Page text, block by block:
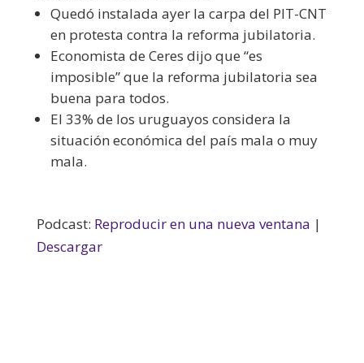
Quedó instalada ayer la carpa del PIT-CNT
en protesta contra la reforma jubilatoria.
Economista de Ceres dijo que “es
imposible” que la reforma jubilatoria sea
buena para todos.
El 33% de los uruguayos considera la
situación económica del país mala o muy
mala.
Podcast: Reproducir en una nueva ventana |
Descargar